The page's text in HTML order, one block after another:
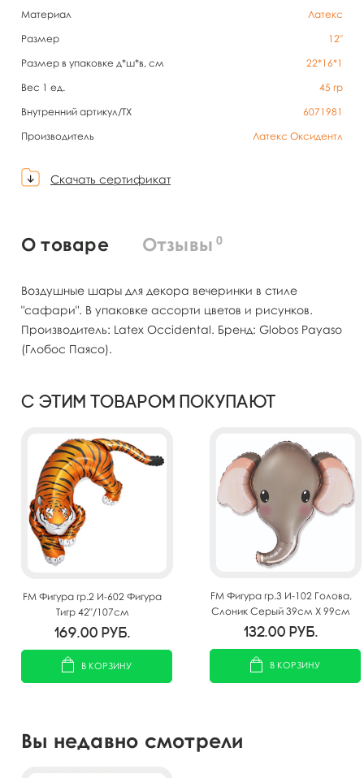
Материал
Латекс
Размер
12"
Размер в упаковке д*ш*в, см
22*16*1
Вес 1 ед.
45 гр
Внутренний артикул/TX
6071981
Производитель
Латекс Оксидентл
Скачать сертификат
О товаре Отзывы 0
Воздушные шары для декора вечеринки в стиле
"сафари". В упаковке ассорти цветов и рисунков.
Производитель: Latex Occidental. Бренд: Globos Payaso
(Глобос Паясо).
С этим товаром покупают
FM Фигура гр.2 И-602 Фигура
Тигр 42"/107см
169.00 руб.
В КОРЗИНУ
FM Фигура гр.3 И-102 Голова,
Слоник Серый 39см X 99см
132.00 руб.
В КОРЗИНУ
Вы недавно смотрели